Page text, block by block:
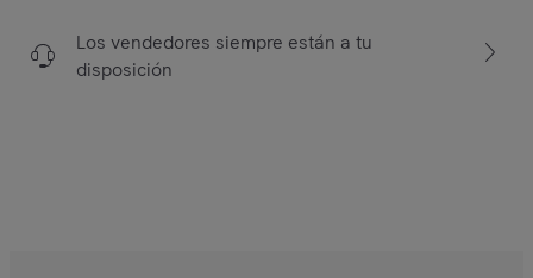
Los vendedores siempre están a tu
disposición